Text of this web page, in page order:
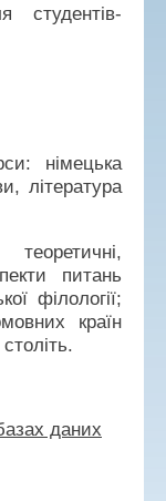
студентів-
німецька
література
питань
філології;
країн
даних